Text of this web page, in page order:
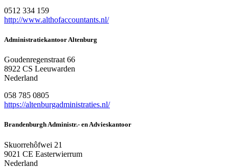
0512 334 159
http://www.althofaccountants.nl/
Administratiekantoor Altenburg
Goudenregenstraat 66
8922 CS Leeuwarden
Nederland
058 785 0805
https://altenburgadministraties.nl/
Brandenburgh Administr.- en Advieskantoor
Skuorrehôfwei 21
9021 CE Easterwierrum
Nederland